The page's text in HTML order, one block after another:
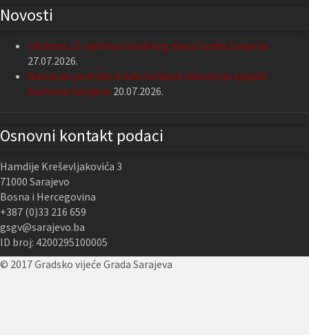
Novosti
Održana 13. sjednica Gradskog vijeća Grada Sarajeva
27.07.2026.
Nastavak podrške Grada Sarajeva Udruženju slijepih
Kantona Sarajevo 20.07.2026.
Osnovni kontakt podaci
Hamdije Kreševljakovića 3
71000 Sarajevo
Bosna i Hercegovina
+387 (0)33 216 659
gsgv@sarajevo.ba
ID broj: 4200295100005
© 2017 Gradsko vijeće Grada Sarajeva